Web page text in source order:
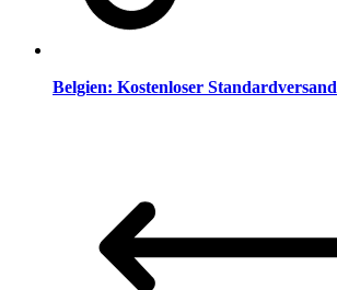
Belgien: Kostenloser Standardversand